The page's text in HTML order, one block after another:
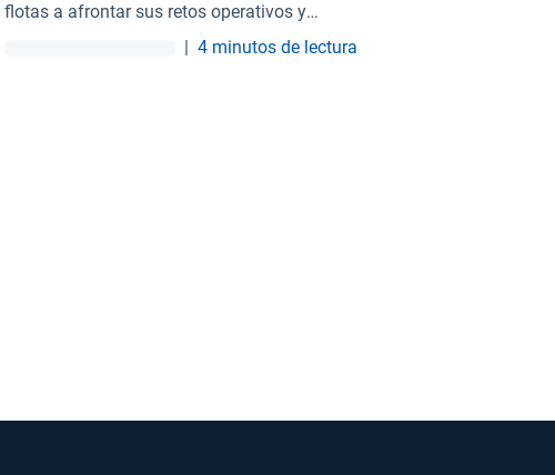
flotas a afrontar sus retos operativos y
| 4 minutos de lectura